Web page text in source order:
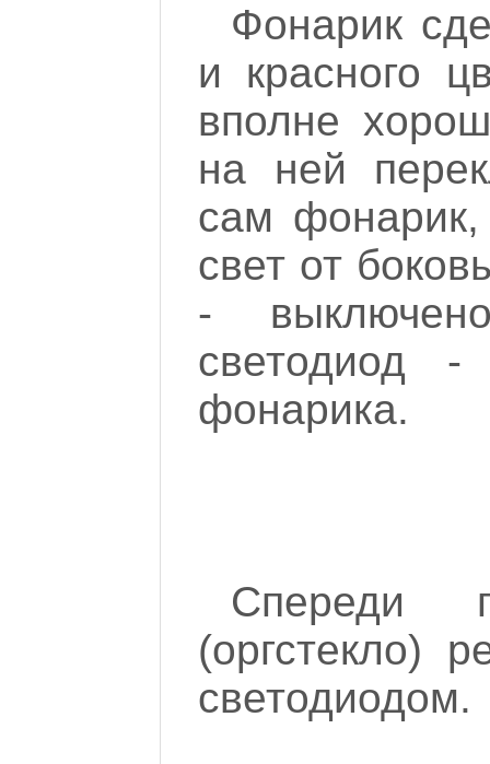
Фонарик
и красного
вполне
на ней
сам фонарик,
свет от
-
светодиод
фонарика.
Спереди
(оргстекло)
светодиодом.